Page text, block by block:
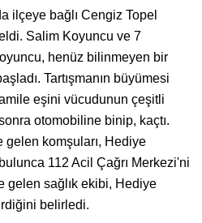
ilçeye bağlı Cengiz Topel
Salim Koyuncu ve 7
henüz bilinmeyen bir
Tartışmanın büyümesi
eşini vücudunun çeşitli
otomobiline binip, kaçtı.
komşuları, Hediye
112 Acil Çağrı Merkezi'ni
gelen sağlık ekibi, Hediye
belirledi.